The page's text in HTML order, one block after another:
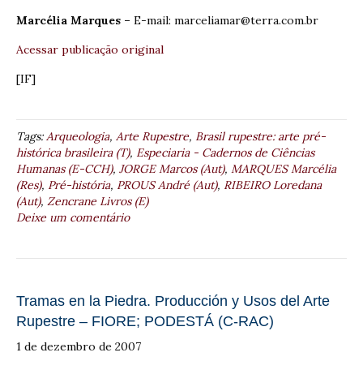
Marcélia Marques – E-mail: marceliamar@terra.com.br
Acessar publicação original
[IF]
Tags:Arqueologia, Arte Rupestre, Brasil rupestre: arte pré-
histórica brasileira (T), Especiaria - Cadernos de Ciências
Humanas (E-CCH), JORGE Marcos (Aut), MARQUES Marcélia
(Res), Pré-história, PROUS André (Aut), RIBEIRO Loredana
(Aut), Zencrane Livros (E)
Deixe um comentário
Tramas en la Piedra. Producción y Usos del Arte
Rupestre – FIORE; PODESTÁ (C-RAC)
1 de dezembro de 2007